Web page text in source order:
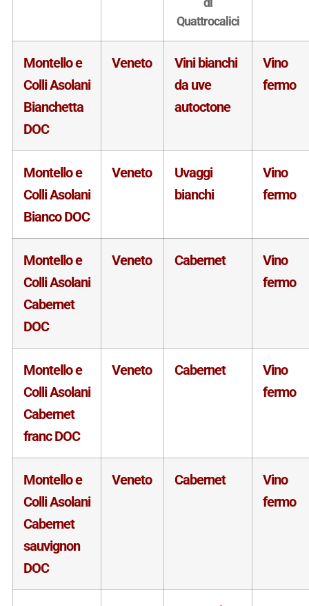
Quattrocalici
Montello e
Colli Asolani
Bianchetta
DOC
Veneto
Vini bianchi
da uve
autoctone
Vino
fermo
Montello e
Colli Asolani
Bianco DOC
Veneto
Uvaggi
bianchi
Vino
fermo
Montello e
Colli Asolani
Cabernet
DOC
Veneto Cabernet
Vino
fermo
Montello e
Colli Asolani
Cabernet
franc DOC
Veneto Cabernet
Vino
fermo
Montello e
Colli Asolani
Cabernet
sauvignon
DOC
Veneto Cabernet
Vino
fermo